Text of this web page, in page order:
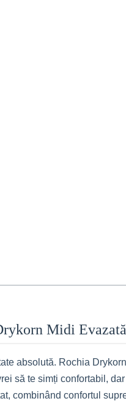
Midi Evazată
absolută. Rochia
să te simți confortabil,
combinând confortul